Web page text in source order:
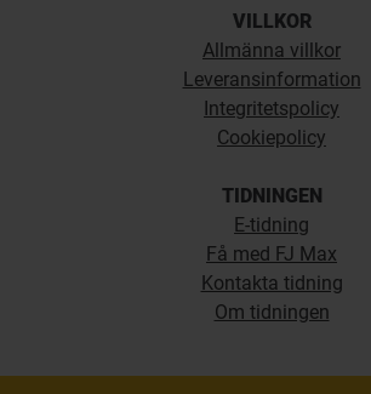
VILLKOR
Allmänna villkor
Leveransinformation
Integritetspolicy
Cookiepolicy
TIDNINGEN
E-tidning
Få med FJ Max
Kontakta tidning
Om tidningen